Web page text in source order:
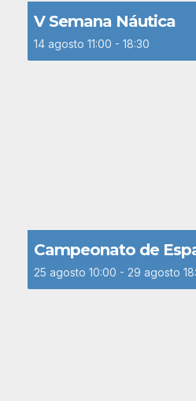
V Semana Náutica
14 agosto 11:00 - 18:30
Campeonato de
25 agosto 10:00 - 29 agosto